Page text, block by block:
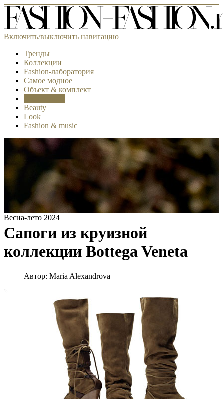
Включить/выключить навигацию
Тренды
Коллекции
Fashion-лаборатория
Самое модное
Объект & комплект
Beauty
Look
Fashion & music
Весна-лето 2024
Сапоги из круизной
коллекции Bottega Veneta
Автор: Maria Alexandrova